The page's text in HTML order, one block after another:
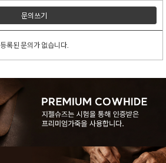
문의쓰기
등록된 문의가 없습니다.